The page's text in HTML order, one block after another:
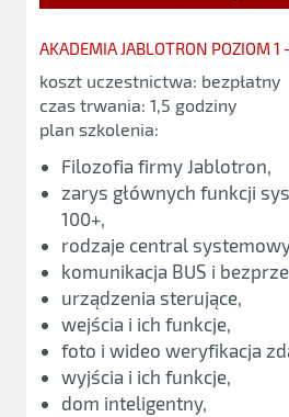
AKADEMIA JABLOTRON POZIOM 1
koszt uczestnictwa: bezpłatny
czas trwania: 1,5 godziny
plan szkolenia:
Filozofia firmy Jablotron,
zarys głównych funkcji
100+,
rodzaje central
komunikacja BUS i
urządzenia sterujące,
wejścia i ich funkcje,
foto i wideo weryfikacja
wyjścia i ich funkcje,
dom inteligentny,